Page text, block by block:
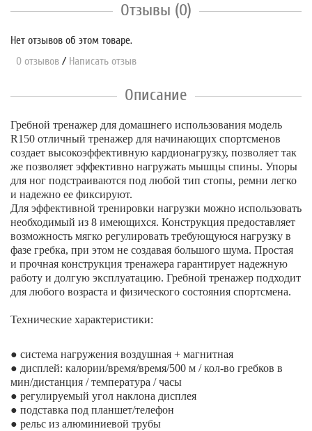
Отзывы (0)
Нет отзывов об этом товаре.
0 отзывов / Написать отзыв
Описание
Гребной тренажер для домашнего использования модель
R150 отличный тренажер для начинающих спортсменов
создает высокоэффективную кардионагрузку, позволяет так
же позволяет эффективно нагружать мышцы спины. Упоры
для ног подстраиваются под любой тип стопы, ремни легко
и надежно ее фиксируют.
Для эффективной тренировки нагрузки можно использовать
необходимый из 8 имеющихся. Конструкция предоставляет
возможность мягко регулировать требующуюся нагрузку в
фазе гребка, при этом не создавая большого шума. Простая
и прочная конструкция тренажера гарантирует надежную
работу и долгую эксплуатацию. Гребной тренажер подходит
для любого возраста и физического состояния спортсмена.
Технические характеристики:
● система нагружения воздушная + магнитная
● дисплей: калории/время/время/500 м / кол-во гребков в
мин/дистанция / температура / часы
● регулируемый угол наклона дисплея
● подставка под планшет/телефон
● рельс из алюминиевой трубы